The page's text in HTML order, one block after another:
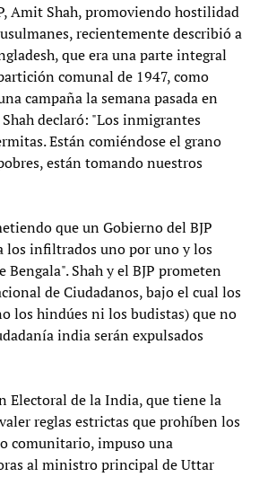
Amit Shah, promoviendo hostilidad
recientemente describió a
que era una parte integral
comunal de 1947, como
campaña la semana pasada en
declaró: "Los inmigrantes
Están comiéndose el grano
están tomando nuestros
que un Gobierno del BJP
los infiltrados uno por uno y los
Bengala". Shah y el BJP prometen
de Ciudadanos, bajo el cual los
los hindúes ni los budistas) que no
india serán expulsados
Electoral de la India, que tiene la
reglas estrictas que prohíben los
comunitario, impuso una
al ministro principal de Uttar